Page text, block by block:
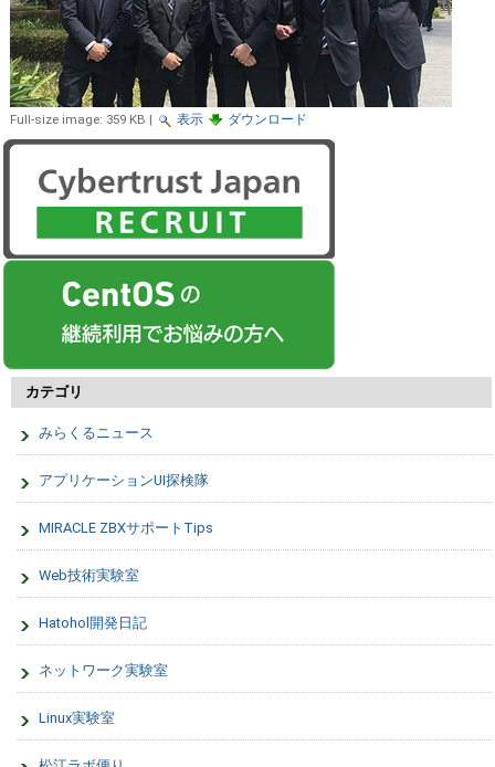
Full-size image: 359 KB | 表示 ダウンロード
カテゴリ
みらくるニュース
アプリケーションUI探検隊
MIRACLE ZBXサポートTips
Web技術実験室
Hatohol開発日記
ネットワーク実験室
Linux実験室